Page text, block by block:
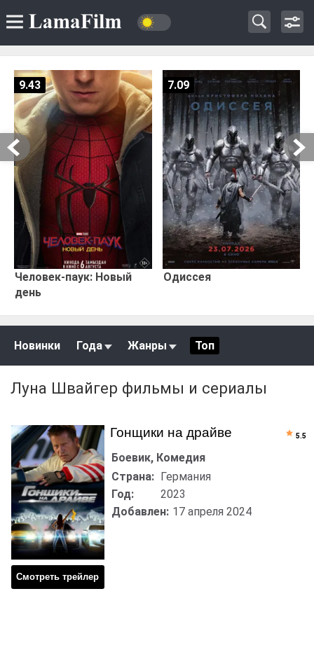
Человек-паук: Новый
день
9.43
Одиссея
7.09
Новинки Года Жанры Топ
Луна Швайгер фильмы и сериалы
Гонщики на драйве
Смотреть трейлер
Боевик, Комедия
Страна: Германия
Год:
2023
Добавлен: 17 апреля 2024
5.5